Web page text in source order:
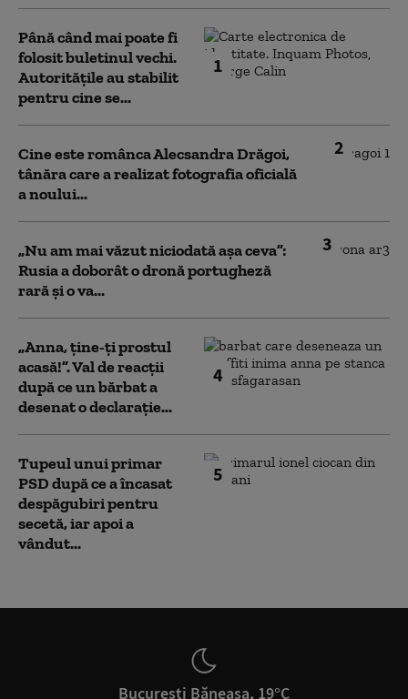
1
Până când mai poate fi
folosit buletinul vechi.
Autoritățile au stabilit
pentru cine se...
2
Cine este românca Alecsandra Drăgoi,
tânăra care a realizat fotografia oficială
a noului...
3
„Nu am mai văzut niciodată așa ceva”:
Rusia a doborât o dronă portugheză
rară și o va...
4
„Anna, ţine-ţi prostul
acasă!”. Val de reacții
după ce un bărbat a
desenat o declarație...
5
Tupeul unui primar
PSD după ce a încasat
despăgubiri pentru
secetă, iar apoi a
vândut...
București Băneasa, 19°C